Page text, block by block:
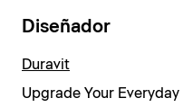
Diseñador
Duravit
Upgrade Your Everyday